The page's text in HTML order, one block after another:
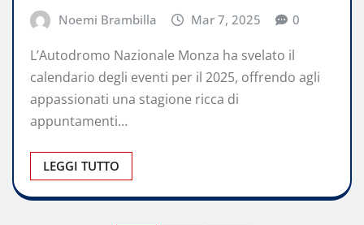
Noemi Brambilla Mar 7, 2025 0
L’Autodromo Nazionale Monza ha svelato il
calendario degli eventi per il 2025, offrendo agli
appassionati una stagione ricca di
appuntamenti…
LEGGI TUTTO